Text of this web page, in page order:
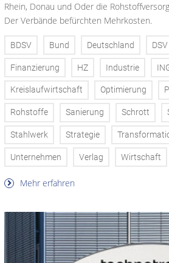
Rhein, Donau und Oder die
Der Verbände befürchten Mehrkosten.
BDSV Bund Deutschland DSV
Finanzierung HZ Industrie
Kreislaufwirtschaft Optimierung
Rohstoffe Sanierung Schrott
Stahlwerk Strategie
Unternehmen Verlag Wirtschaft
Mehr erfahren